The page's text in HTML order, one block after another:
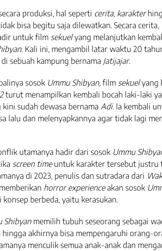
produksi, hal seperti cerita, karakter
bisa begitu saja dilewatkan. Secara cerita,
untuk film sekuelyang melanjutkan
Kali ini, mengambil latar waktu 20
di sebuah kampung bernama Jatijajar.
sosok Ummu Shibyan, film sekuelyang
turut menampilkan kembali bocah laki-laki
sudah dewasa bernama Adi. Ia kembali
lalu dan melenyapkannya agar tidak lagi
utamanya hadir dari sosok Ummu
screen timeuntuk karakter tersebut justru
di 2023, penulis dan sutradara dari
horror experienceakan sosok
konsep berbeda, yaitu kerasukan.
Shibyanmemilih tubuh seseorang sebagai
hingga akhirnya bisa mempengaruhi orang-
menculik semua anak-anak dan